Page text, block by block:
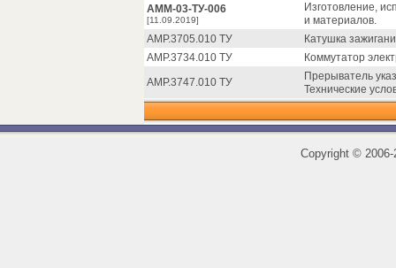
АММ-03-ТУ-006
[11.09.2019]
Изготовление,
и материалов.
АМР.3705.010 ТУ
Катушка
АМР.3734.010 ТУ
Коммутатор
АМР.3747.010 ТУ
Прерыватель
Технические
Copyright ©